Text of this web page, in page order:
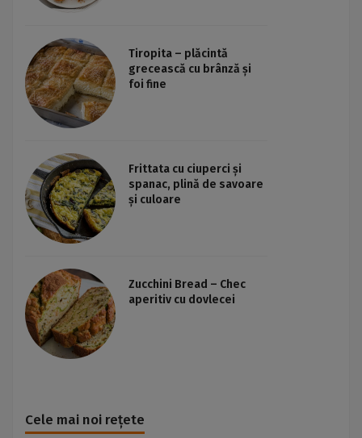
Tiropita – plăcintă
grecească cu brânză și
foi fine
Frittata cu ciuperci și
spanac, plină de savoare
și culoare
Zucchini Bread – Chec
aperitiv cu dovlecei
Cele mai noi rețete